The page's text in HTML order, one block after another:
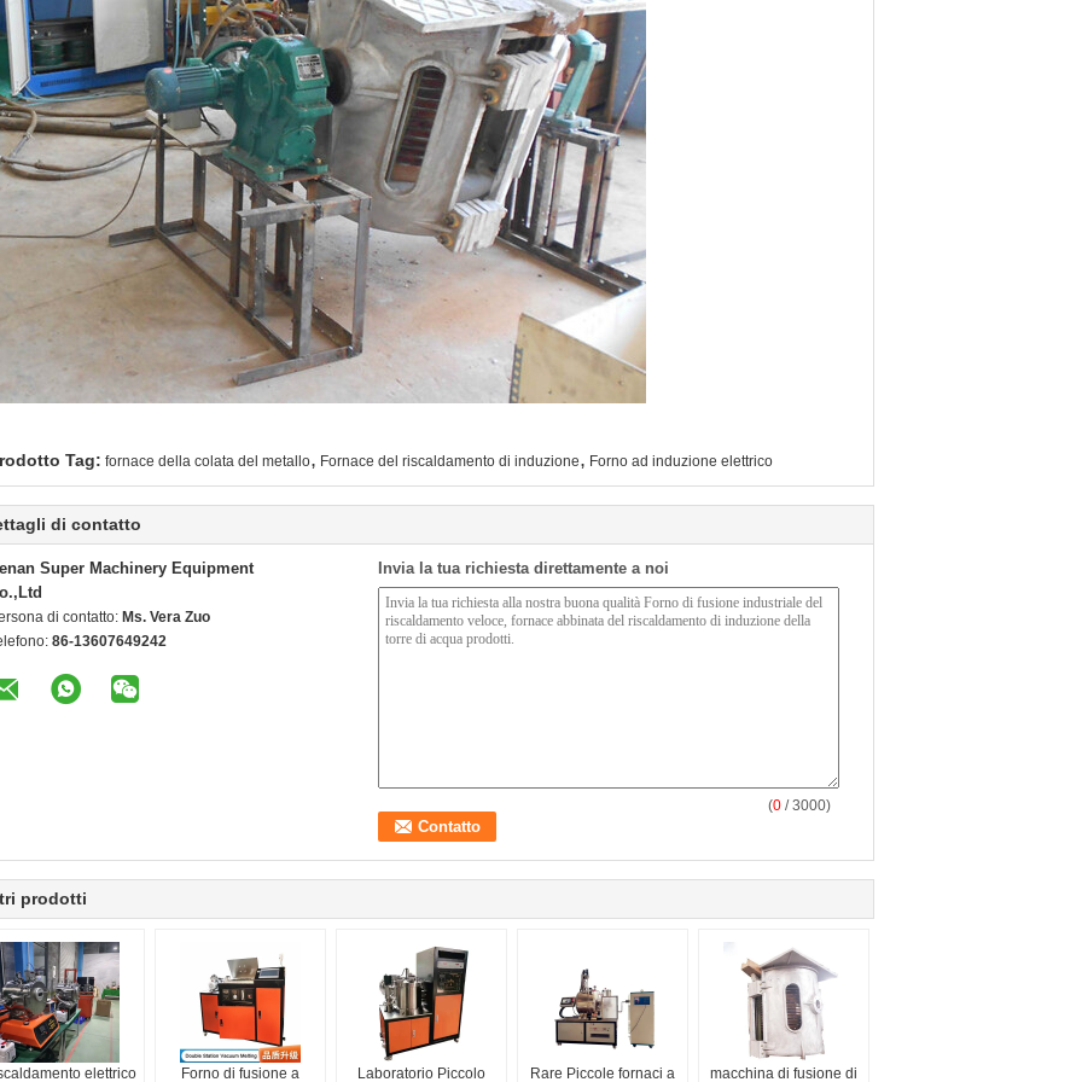
Tag: fornace della colata del metallo, Fornace del riscaldamento di induzione, Forno ad induzione elettrico
di contatto
Super Machinery Equipment
di contatto: Ms. Vera Zuo
86-13607649242
Invia la tua richiesta direttamente a noi
(0 / 3000)
prodotti
elettrico Forno di fusione a Laboratorio Piccolo Rare Piccole fornaci a macchina di fusione di